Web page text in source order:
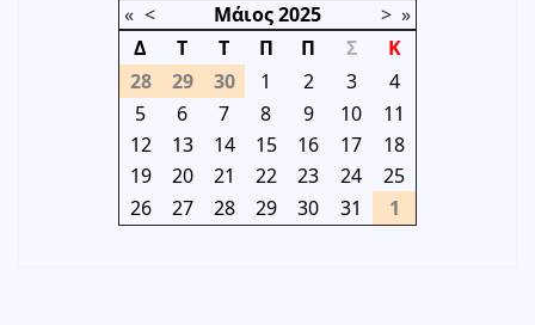
« < Μάιος2025 > »
Δ
Τ Τ Π Π Σ
Κ
28
29 30 1 2 3
4
5
6 7 8 9 10
11
12
13 14 15 16 17
18
19
20 21 22 23 24
25
26
27 28 29 30 31 1